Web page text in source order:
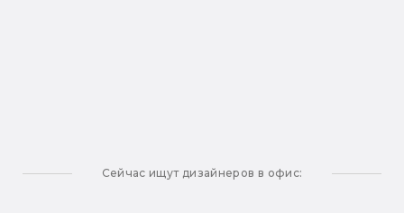
Сейчас ищут дизайнеров в офис: